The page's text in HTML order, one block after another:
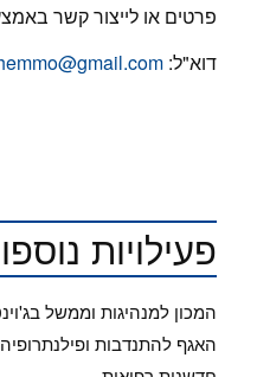
פרטים או לייצור קשר
דוא"ל:
פעילויות
המכון למנהיגות וממשל
האגף להתנדבות ופילנתרופיה